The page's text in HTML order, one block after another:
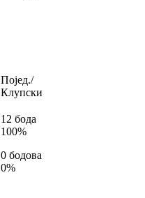
Појед./
Клупски
12 бода
100%
0 бодова
0%